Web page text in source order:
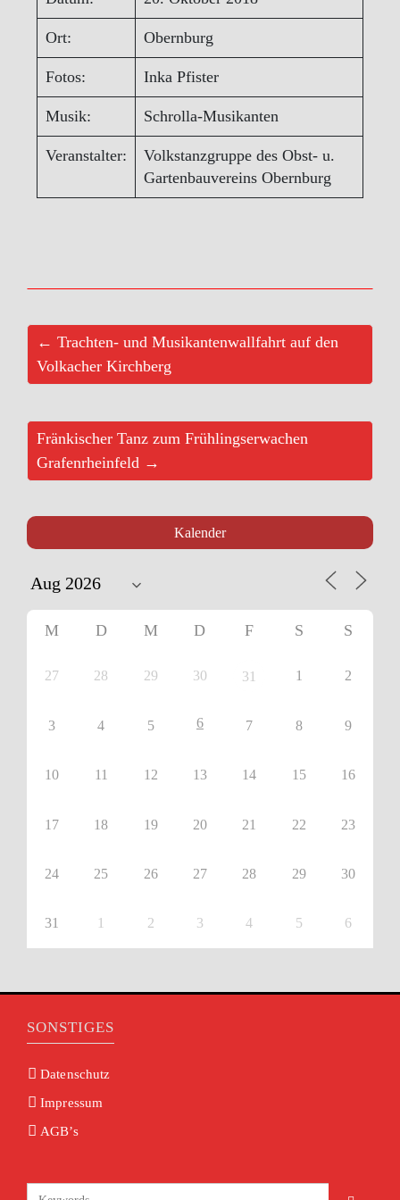
Ort: Obernburg
Fotos: Inka Pfister
Musik: Schrolla-Musikanten
Veranstalter:
Volkstanzgruppe des Obst- u.
Gartenbauvereins Obernburg
← Trachten- und Musikantenwallfahrt auf den
Volkacher Kirchberg
Fränkischer Tanz zum Frühlingserwachen
Grafenrheinfeld →
Kalender
M D M D F S S
27 28 29 30 31 1 2
3 4 5 6 7 8 9
10 11 12 13 14 15 16
17 18 19 20 21 22 23
24 25 26 27 28 29 30
31 1 2 3 4 5 6
SONSTIGES
Datenschutz
Impressum
AGB’s